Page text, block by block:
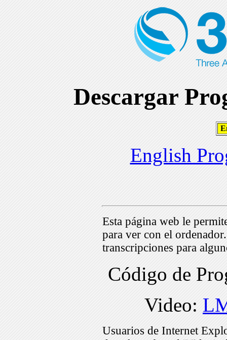
Descargar
English
Esta página web le
para ver con el
transcripciones para
Código de
Video:
Usuarios de Internet